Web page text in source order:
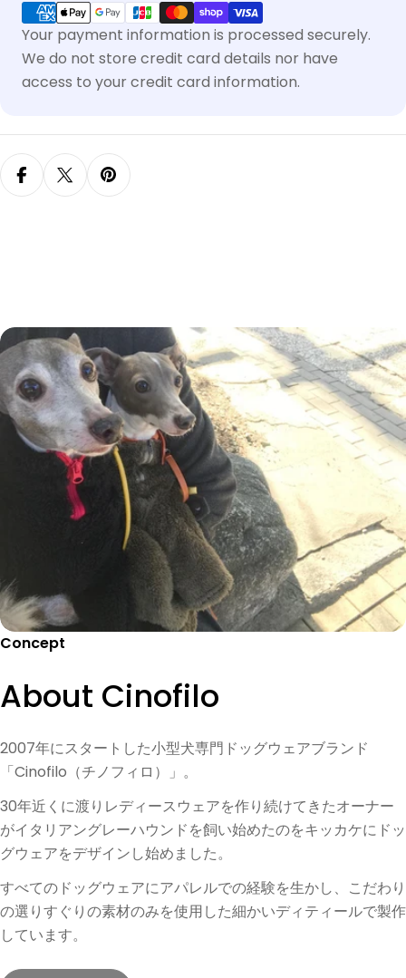
Your payment information is processed securely.
We do not store credit card details nor have
access to your credit card information.
Concept
About Cinofilo
2007年にスタートした小型犬専門ドッグウェアブランド
「Cinofilo（チノフィロ）」。
30年近くに渡りレディースウェアを作り続けてきたオーナー
がイタリアングレーハウンドを飼い始めたのをキッカケにドッ
グウェアをデザインし始めました。
すべてのドッグウェアにアパレルでの経験を生かし、こだわり
の選りすぐりの素材のみを使用した細かいディティールで製作
しています。